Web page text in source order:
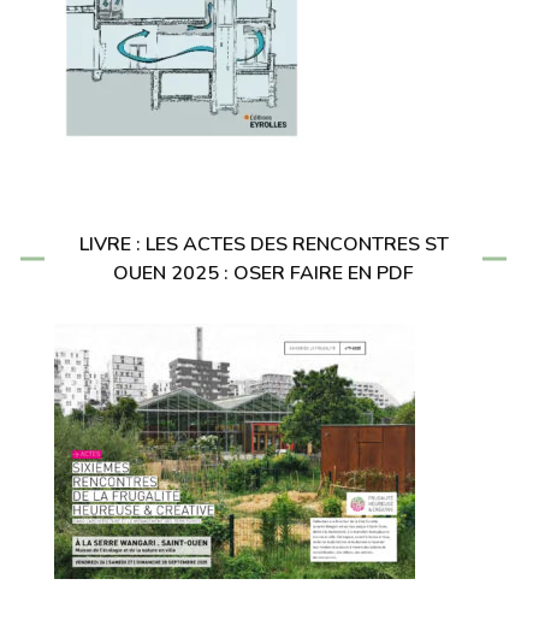
LIVRE : LES ACTES DES RENCONTRES ST
OUEN 2025 : OSER FAIRE EN PDF